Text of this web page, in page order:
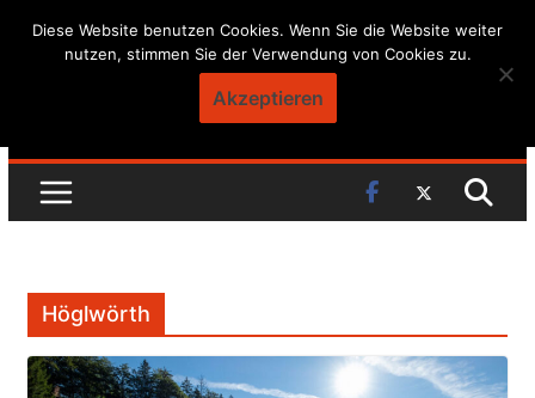
Skip
Höglwörth
Diese Website benutzen Cookies. Wenn Sie die Website weiter
nutzen, stimmen Sie der Verwendung von Cookies zu.
Akzeptieren